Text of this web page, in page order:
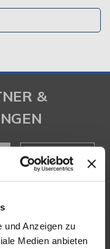
und Anzeigen zu
Medien anbieten
&